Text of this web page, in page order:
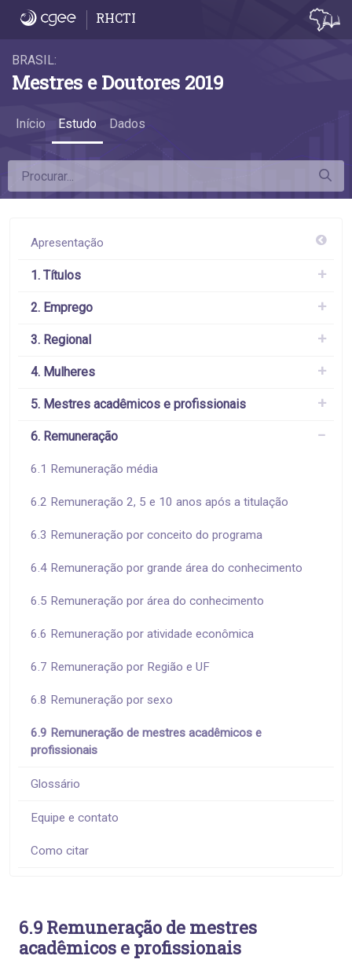
6.9 Remuneração de mestres
RHCTI
BRASIL:
Mestres e Doutores 2019
Início Estudo Dados
Apresentação
1. Títulos
2. Emprego
3. Regional
4. Mulheres
5. Mestres acadêmicos e profissionais
6. Remuneração
6.1 Remuneração média
6.2 Remuneração 2, 5 e 10 anos após a titulação
6.3 Remuneração por conceito do programa
6.4 Remuneração por grande área do conhecimento
6.5 Remuneração por área do conhecimento
6.6 Remuneração por atividade econômica
6.7 Remuneração por Região e UF
6.8 Remuneração por sexo
6.9 Remuneração de mestres acadêmicos e
profissionais
Glossário
Equipe e contato
Como citar
6.9 Remuneração de mestres
acadêmicos e profissionais